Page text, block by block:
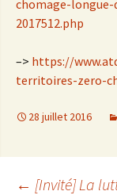
chomage-
2017512.php
–> https://
territoires-zero-
28 juillet 2016
← [Invité] La